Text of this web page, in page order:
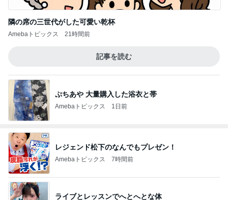
隣の席の三世代がした可愛い乾杯
Amebaトピックス 21時間前
記事を読む
ぷちあや 大量購入した浴衣と帯
Amebaトピックス 1日前
レジェンド松下のなんでもプレゼン！
Amebaトピックス 7時間前
ライブとレッスンでへとへとな体